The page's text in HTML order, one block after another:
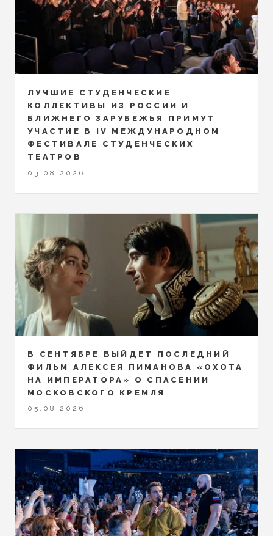
ЛУЧШИЕ СТУДЕНЧЕСКИЕ
КОЛЛЕКТИВЫ ИЗ РОССИИ И
БЛИЖНЕГО ЗАРУБЕЖЬЯ ПРИМУТ
УЧАСТИЕ В IV МЕЖДУНАРОДНОМ
ФЕСТИВАЛЕ СТУДЕНЧЕСКИХ
ТЕАТРОВ
03.08.2026
В СЕНТЯБРЕ ВЫЙДЕТ ПОСЛЕДНИЙ
ФИЛЬМ АЛЕКСЕЯ ПИМАНОВА «ОХОТА
НА ИМПЕРАТОРА» О СПАСЕНИИ
МОСКОВСКОГО КРЕМЛЯ
05.08.2026